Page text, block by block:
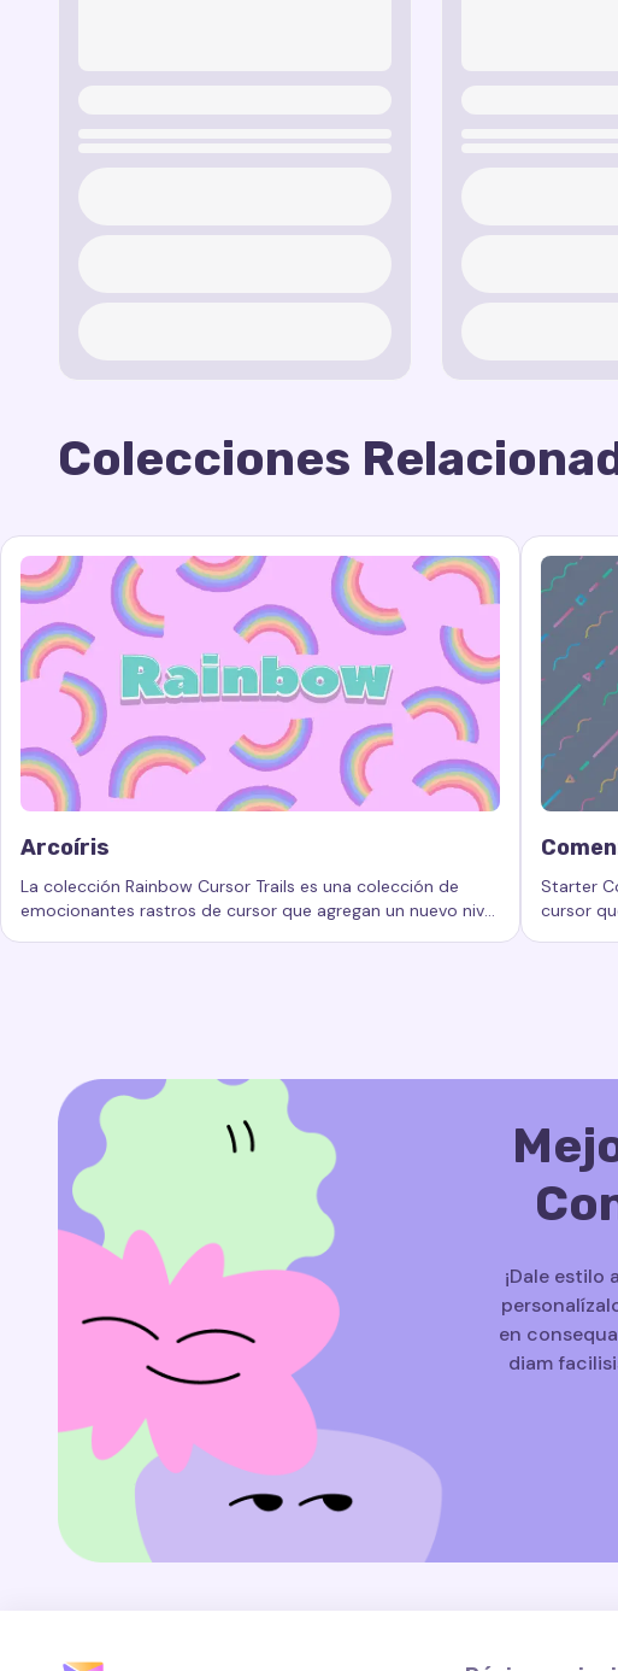
Colecciones
Arcoíris
La colección Rainbow Cursor Trails es una colección de
emocionantes rastros de cursor que agregan un nuevo nivel
Arcoíris, rastros de cursor personalizados,
Starter
cursor
¡Dale
en
diam